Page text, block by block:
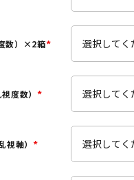
)
数）×2箱
度数）
)
軸）